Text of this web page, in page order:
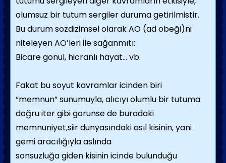
olumsuz bir tutum sergiler duruma getirilmistir.
Bu durum sozdizimsel olarak AO (ad obeği)ni
niteleyen AO’leri ile sağanmıtı:
Bicare gonul, hicranlı hayat… vb.
Fakat bu soyut kavramlar icinden biri
“memnun”sunumuyla, alıcıyı olumlu bir tutuma
doğru iter gibi gorunse de buradaki
memnuniyet,siir dunyasındaki asıl kisinin, yani
gemi aracılığıyla aslında
sonsuzluğa giden kisinin icinde bulunduğu